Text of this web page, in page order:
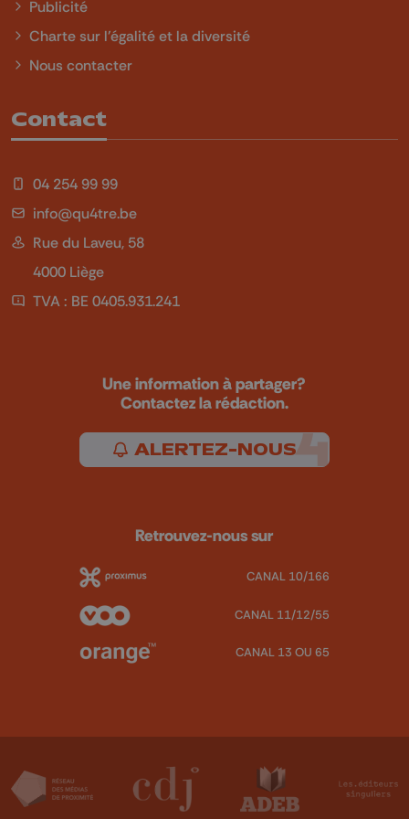
Publicité
Charte sur l'égalité et la diversité
Nous contacter
Contact
04 254 99 99
info@qu4tre.be
Rue du Laveu, 58
4000 Liège
TVA : BE 0405.931.241
Une information à partager?
Contactez la rédaction.
ALERTEZ-NOUS
Retrouvez-nous sur
CANAL 10/166
CANAL 11/12/55
CANAL 13 OU 65